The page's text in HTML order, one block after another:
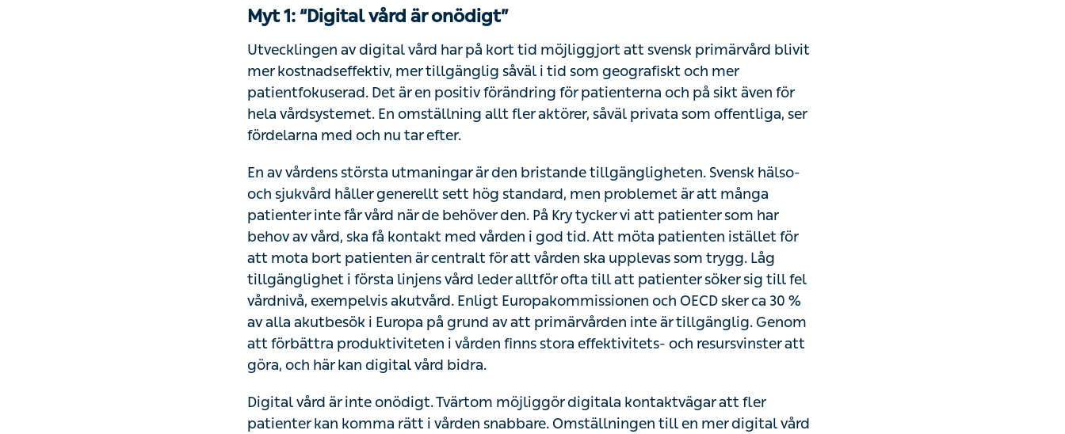
Myt 1: “Digital vård är onödigt”
Utvecklingen av digital vård har på kort tid möjliggjort att svensk primärvård blivit mer
kostnadseffektiv, mer tillgänglig såväl i tid som geografiskt och mer patientfokuserad. Det
är en positiv förändring för patienterna och på sikt även för hela vårdsystemet. En
omställning allt fler aktörer, såväl privata som offentliga, ser fördelarna med och nu tar
efter.
En av vårdens största utmaningar är den bristande tillgängligheten. Svensk hälso- och
sjukvård håller generellt sett hög standard, men problemet är att många patienter inte får
vård när de behöver den. På Kry tycker vi att patienter som har behov av vård, ska få
kontakt med vården i god tid. Att möta patienten istället för att mota bort patienten är
centralt för att vården ska upplevas som trygg. Låg tillgänglighet i första linjens vård leder
alltför ofta till att patienter söker sig till fel vårdnivå, exempelvis akutvård. Enligt
Europakommissionen och OECD sker ca 30 % av alla akutbesök i Europa på grund av att
primärvården inte är tillgänglig. Genom att förbättra produktiviteten i vården finns stora
effektivitets- och resursvinster att göra, och här kan digital vård bidra.
Digital vård är inte onödigt. Tvärtom möjliggör digitala kontaktvägar att fler patienter kan
komma rätt i vården snabbare. Omställningen till en mer digital vård är absolut nödvändig